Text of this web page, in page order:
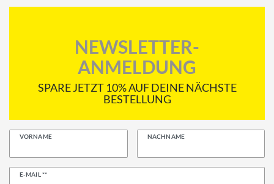
NEWSLETTER-
ANMELDUNG
SPARE JETZT 10% AUF DEINE NÄCHSTE
BESTELLUNG
VORNAME NACHNAME
E-MAIL **
Newsletter